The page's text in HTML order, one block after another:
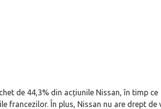
de 44,3% din acțiunile Nissan, în timp ce
francezilor. În plus, Nissan nu are drept de